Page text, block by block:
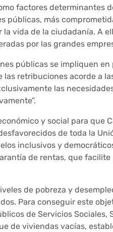
factores determinantes
públicas, más
vida de la ciudadanía. A
por las grandes
públicas se impliquen
las retribuciones acorde a
las
y social para que
de toda la
inclusivos y
de rentas, que
de pobreza y
Para conseguir este
de Servicios
de viviendas vacías,